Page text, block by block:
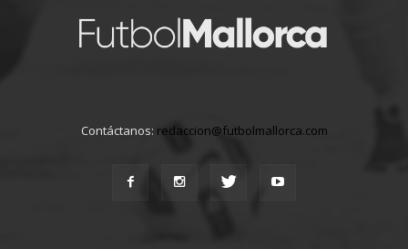
Contáctanos: redaccion@futbolmallorca.com